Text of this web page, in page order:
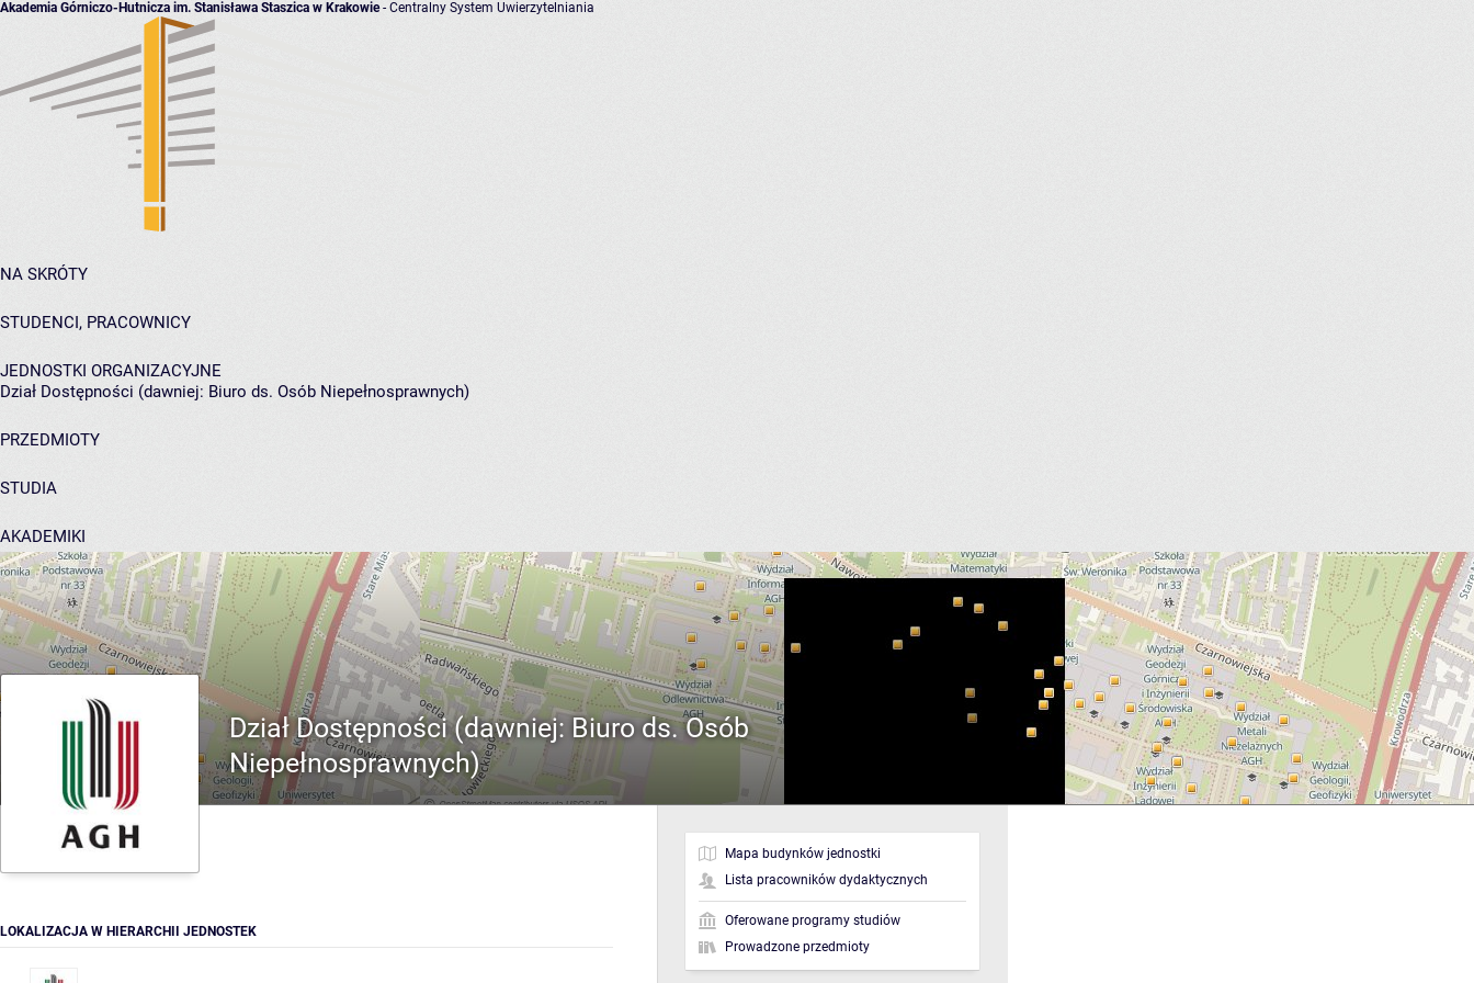
Akademia Górniczo-Hutnicza im. Stanisława Staszica w Krakowie- Centralny System Uwierzytelniania
NA SKRÓTY
STUDENCI, PRACOWNICY
JEDNOSTKI ORGANIZACYJNE
Dział Dostępności (dawniej: Biuro ds. Osób Niepełnosprawnych)
PRZEDMIOTY
STUDIA
AKADEMIKI
POMOC
Dział Dostępności (dawniej: Biuro ds. Osób
Niepełnosprawnych)
LOKALIZACJA W HIERARCHII JEDNOSTEK
Mapa budynków jednostki
Lista pracowników dydaktycznych
Oferowane programy studiów
Prowadzone przedmioty